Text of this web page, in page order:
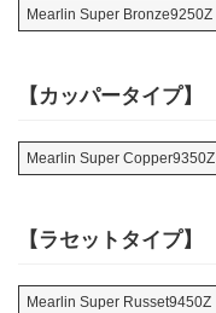
Mearlin Super Bronze9250Z
【カッパータイプ】
Mearlin Super Copper9350Z
【ラセットタイプ】
Mearlin Super Russet9450Z